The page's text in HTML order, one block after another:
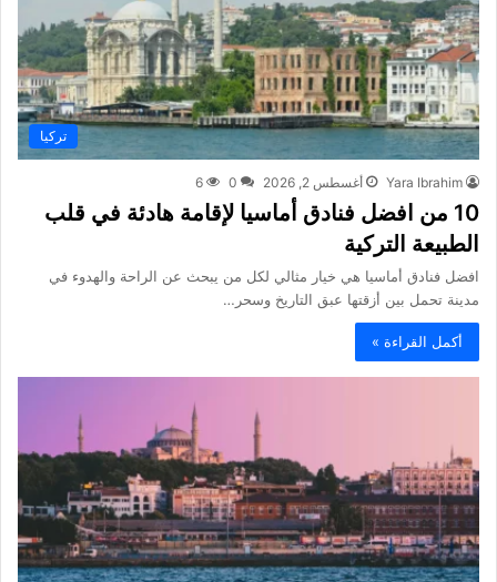
تركيا
Yara Ibrahim أغسطس 2, 2026 0
6
10 من افضل فنادق أماسيا لإقامة هادئة في قلب
الطبيعة التركية
افضل فنادق أماسيا هي خيار مثالي لكل من يبحث عن الراحة والهدوء في
مدينة تحمل بين أزقتها عبق التاريخ وسحر…
أكمل القراءة »